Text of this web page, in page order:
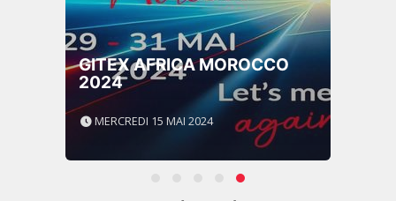
GITEX AFRICA MOROCCO
2024
MERCREDI 15 MAI 2024